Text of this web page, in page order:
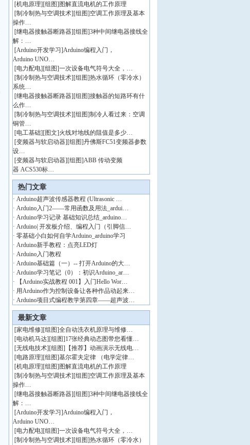
[机电原理][组图] 图解直流电机的工作原理
[制冷制热与空调技术][组图]空调工作原理及基本
操作…
[继电器接触器断路器][组图]3种中间继电器接线全
解：…
[Arduino开发学习 ]Arduino编程入门，
Arduino UNO…
[电力配电][组图]一次设备电气符号大全，…
[制冷制热与空调技术][组图]热水循环（零冷水）
系统…
[继电器接触器断路器][组图]接触器的短路环有什
么作…
[制冷制热与空调技术][组图]制冷人看过来：空调
铜管…
[电工基础][图文]火线对地线的阻值是多少…
[变频器与软启动器][组图]丹佛斯FC51变频器参数
设…
[变频器与软启动器][组图]ABB 传动变频
器 ACS530标…
热门文章
· Arduino超声波传感器教程 (Ultrasonic …
· Arduino入门2——常用函数及用法_ardui…
· Arduino学习记录 基础知识总结_arduino…
· Arduino| 开发板介绍、编程入门（引脚信…
· 零基础小白如何自学Arduino_arduino学习
· Arduino新手教程：点亮LED灯
· Arduino入门教程
· Arduino基础篇（一）-- 打开Arduino的大…
· Arduino学习笔记（0）：初识Arduino_ar…
·
【Arduino实战教程 001】入门Hello Wor…
· 用Arduino作为控制设备让各种作品动起来…
· Arduino项目式编程教学第四章——超声波…
最新文章
[家电维修][组图]全自动洗衣机原理与维修…
[电动机马达][组图]17张经典动态图带您看懂…
[无线电技术][组图] 【推荐】动画演示无线电…
[电路原理][组图]基尔霍夫定律 （电学定律…
[机电原理][组图] 图解直流电机的工作原理
[制冷制热与空调技术][组图]空调工作原理及基本
操作…
[继电器接触器断路器][组图]3种中间继电器接线全
解：…
[Arduino开发学习 ]Arduino编程入门，
Arduino UNO…
[电力配电][组图]一次设备电气符号大全，…
[制冷制热与空调技术][组图]热水循环（零冷水）